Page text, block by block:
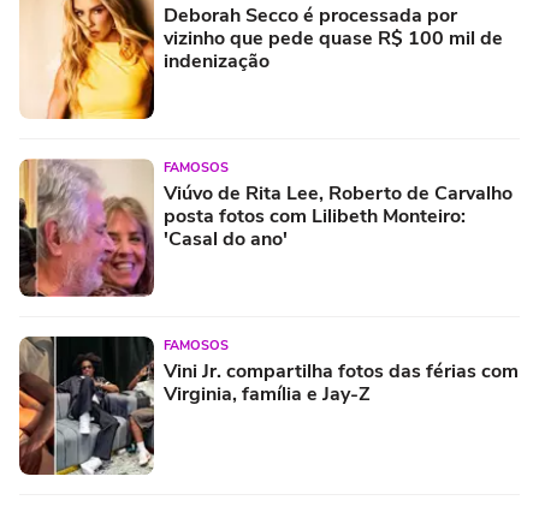
Deborah Secco é processada por
vizinho que pede quase R$ 100 mil de
indenização
FAMOSOS
Viúvo de Rita Lee, Roberto de Carvalho
posta fotos com Lilibeth Monteiro:
'Casal do ano'
FAMOSOS
Vini Jr. compartilha fotos das férias com
Virginia, família e Jay-Z